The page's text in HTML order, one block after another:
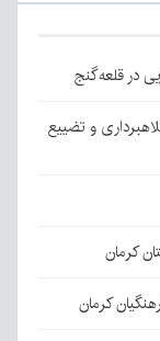
و تضییع
کرمان
کرمان